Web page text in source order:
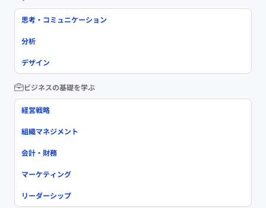
思考・コミュニケーション
分析
デザイン
ビジネスの基礎を学ぶ
経営戦略
組織マネジメント
会計・財務
マーケティング
リーダーシップ